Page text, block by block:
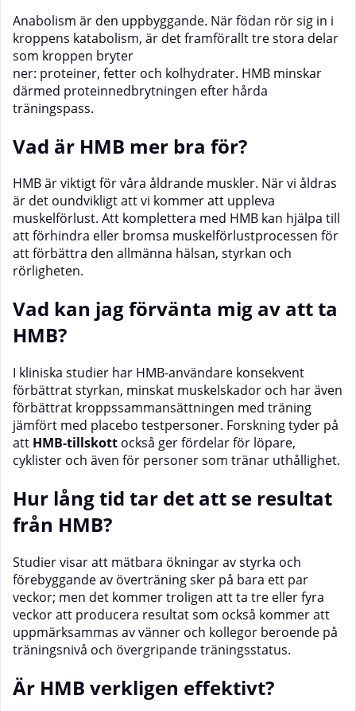
Anabolism är den uppbyggande. När födan rör sig in i
kroppens katabolism, är det framförallt tre stora delar
som kroppen bryter
ner: proteiner, fetter och kolhydrater. HMB minskar
därmed proteinnedbrytningen efter hårda
träningspass.
Vad är HMB mer bra för?
HMB är viktigt för våra åldrande muskler. När vi åldras
är det oundvikligt att vi kommer att uppleva
muskelförlust. Att komplettera med HMB kan hjälpa till
att förhindra eller bromsa muskelförlustprocessen för
att förbättra den allmänna hälsan, styrkan och
rörligheten.
Vad kan jag förvänta mig av att ta
HMB?
I kliniska studier har HMB-användare konsekvent
förbättrat styrkan, minskat muskelskador och har även
förbättrat kroppssammansättningen med träning
jämfört med placebo testpersoner. Forskning tyder på
att HMB-tillskott också ger fördelar för löpare,
cyklister och även för personer som tränar uthållighet.
Hur lång tid tar det att se resultat
från HMB?
Studier visar att mätbara ökningar av styrka och
förebyggande av överträning sker på bara ett par
veckor; men det kommer troligen att ta tre eller fyra
veckor att producera resultat som också kommer att
uppmärksammas av vänner och kollegor beroende på
träningsnivå och övergripande träningsstatus.
Är HMB verkligen effektivt?